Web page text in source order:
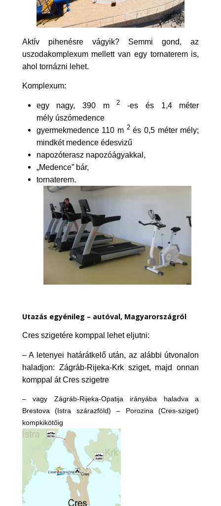
Aktív pihenésre vágyik? Semmi gond, az
uszodakomplexum mellett van egy tornaterem is,
ahol tornázni lehet.
Komplexum:
egy nagy, 390 m2 -es és 1,4 méter
mély úszómedence
gyermekmedence 110 m 2és 0,5 méter mély;
mindkét medence édesvizű
napozóterasz napozóágyakkal,
„Medence” bár,
tornaterem.
Utazás egyénileg – autóval, Magyarországról
Cres szigetére komppal lehet eljutni:
– A letenyei határátkelő után, az alábbi útvonalon
haladjon: Zágráb-Rijeka-Krk sziget, majd onnan
komppal át Cres szigetre
– vagy Zágráb-Rijeka-Opatija irányába haladva a
Brestova (Istra szárazföld) – Porozina (Cres-sziget)
kompkikötőig